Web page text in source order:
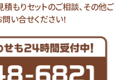
もりセットのご相談、その他ご
い合せください！